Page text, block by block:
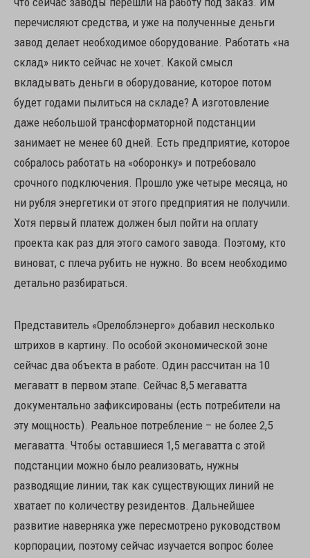
перечисляют средства, и уже на полученные деньги
завод делает необходимое оборудование. Работать «на
склад» никто сейчас не хочет. Какой смысл
вкладывать деньги в оборудование, которое потом
будет годами пылиться на складе? А изготовление
даже небольшой трансформаторной подстанции
занимает не менее 60 дней. Есть предприятие, которое
собралось работать на «оборонку» и потребовало
срочного подключения. Прошло уже четыре месяца, но
ни рубля энергетики от этого предприятия не получили.
Хотя первый платеж должен был пойти на оплату
проекта как раз для этого самого завода. Поэтому, кто
виноват, с плеча рубить не нужно. Во всем необходимо
детально разбираться.
Представитель «Орелоблэнерго» добавил несколько
штрихов в картину. По особой экономической зоне
сейчас два объекта в работе. Один рассчитан на 10
мегаватт в первом этапе. Сейчас 8,5 мегаватта
документально зафиксированы (есть потребители на
эту мощность). Реальное потребление – не более 2,5
мегаватта. Чтобы оставшиеся 1,5 мегаватта с этой
подстанции можно было реализовать, нужны
разводящие линии, так как существующих линий не
хватает по количеству резидентов. Дальнейшее
развитие наверняка уже пересмотрено руководством
корпорации, поэтому сейчас изучается вопрос более